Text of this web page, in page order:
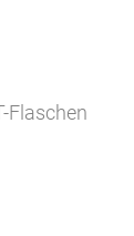
Flaschen
damit du